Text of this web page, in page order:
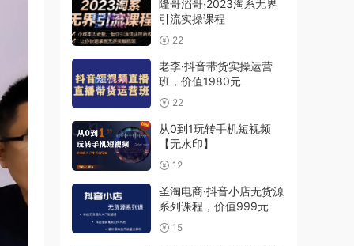
隆哥滔哥·2023淘系无界
引流实操课程
22
老李·抖音带货实操运营
班，价值1980元
22
从0到1玩转手机短视频
【无水印】
12
圣淘电商·抖音小店无货源
系列课程，价值999元
15